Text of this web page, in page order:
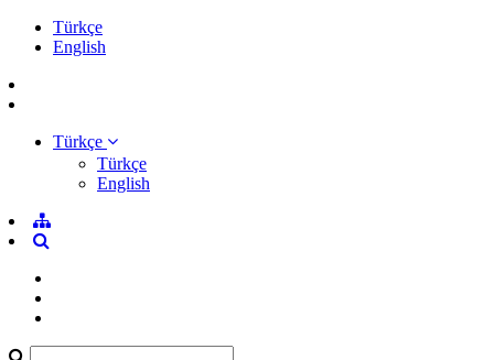
Türkçe
English
Türkçe
Türkçe
English